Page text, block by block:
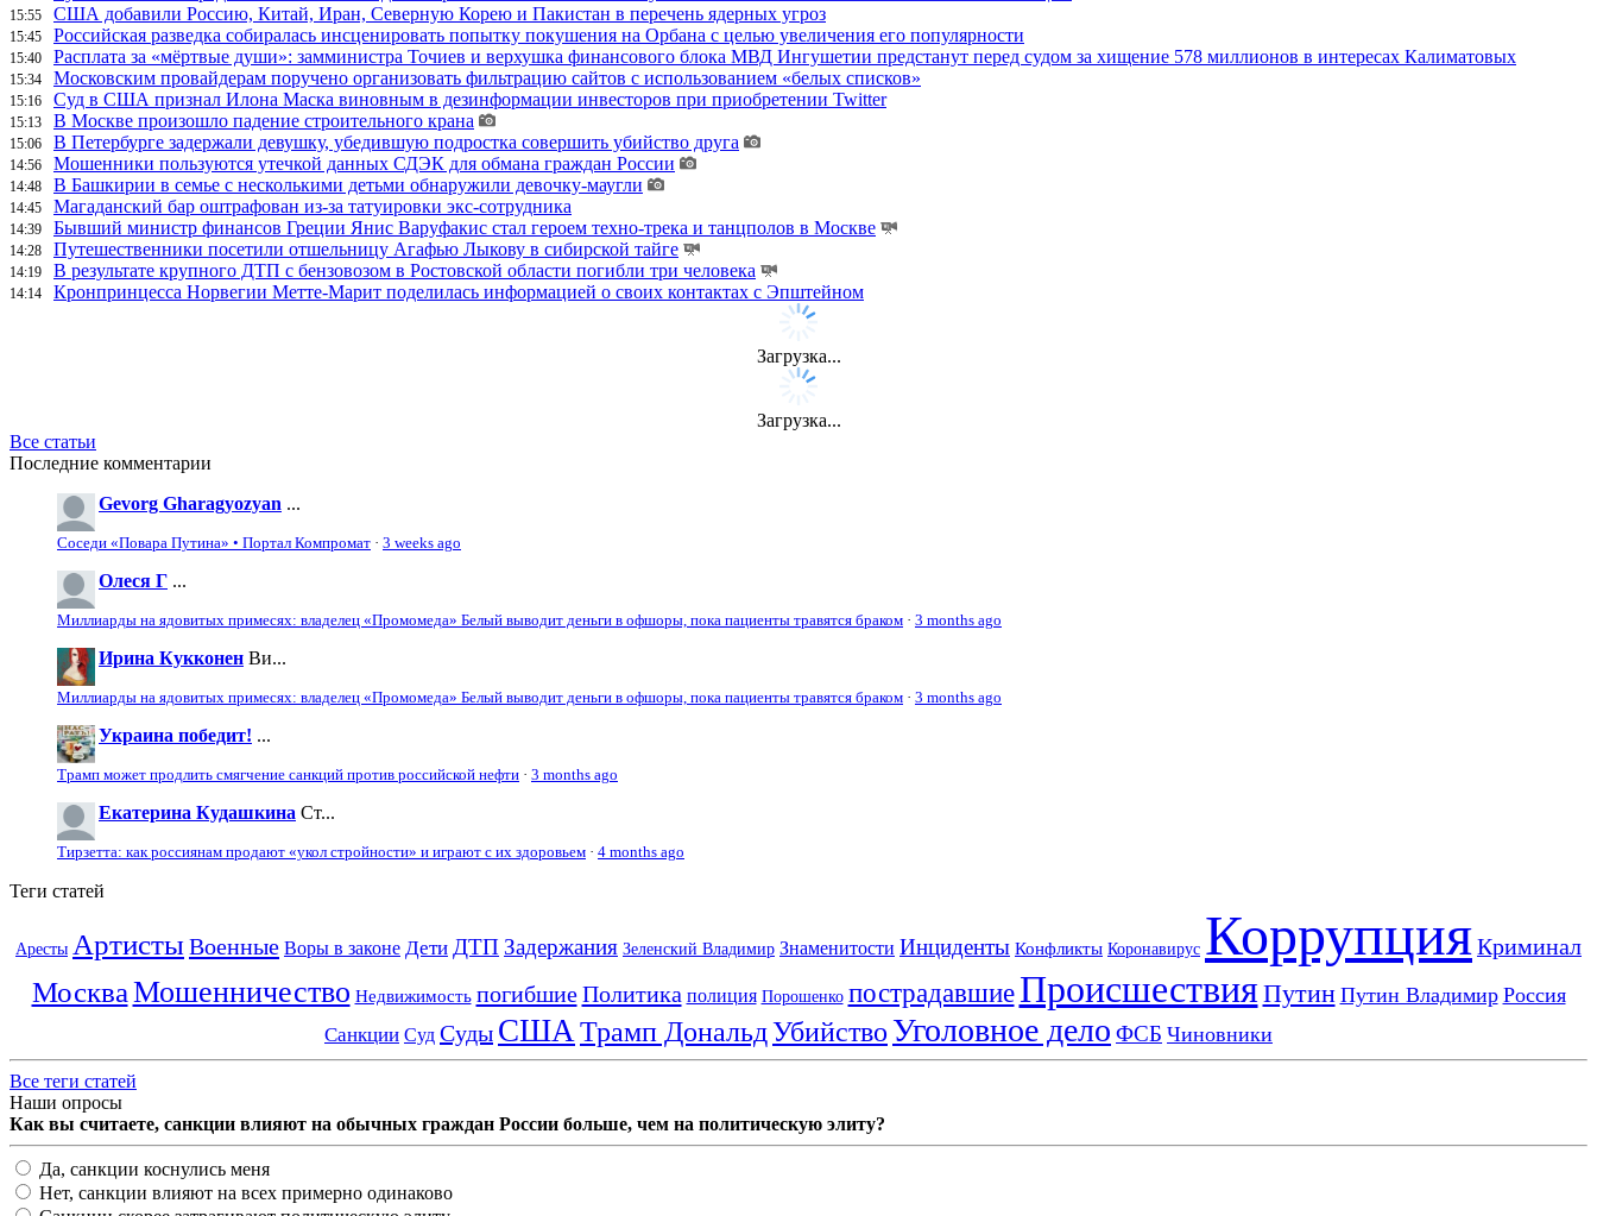
15:55 США добавили Россию, Китай, Иран, Северную Корею и Пакистан в перечень ядерных угроз
15:45 Российская разведка собиралась инсценировать попытку покушения на Орбана с целью увеличения его популярности
15:40 Расплата за «мёртвые души»: замминистра Точиев и верхушка финансового блока МВД Ингушетии предстанут перед судом за хищение 578 миллионов в интересах Калиматовых
15:34 Московским провайдерам поручено организовать фильтрацию сайтов с использованием «белых списков»
15:16 Суд в США признал Илона Маска виновным в дезинформации инвесторов при приобретении Twitter
15:13 В Москве произошло падение строительного крана
15:06 В Петербурге задержали девушку, убедившую подростка совершить убийство друга
14:56 Мошенники пользуются утечкой данных СДЭК для обмана граждан России
14:48 В Башкирии в семье с несколькими детьми обнаружили девочку-маугли
14:45 Магаданский бар оштрафован из-за татуировки экс-сотрудника
14:39 Бывший министр финансов Греции Янис Варуфакис стал героем техно-трека и танцполов в Москве
14:28 Путешественники посетили отшельницу Агафью Лыкову в сибирской тайге
14:19 В результате крупного ДТП с бензовозом в Ростовской области погибли три человека
14:14 Кронпринцесса Норвегии Метте-Марит поделилась информацией о своих контактах с Эпштейном
Загрузка...
Загрузка...
Все статьи
Последние комментарии
Gevorg Gharagyozyan ...
Соседи «Повара Путина» • Портал Компромат · 3 weeks ago
Олеся Г ...
Миллиарды на ядовитых примесях: владелец «Промомеда» Белый выводит деньги в офшоры, пока пациенты травятся браком · 3 months ago
Ирина Кукконен Ви...
Миллиарды на ядовитых примесях: владелец «Промомеда» Белый выводит деньги в офшоры, пока пациенты травятся браком · 3 months ago
Украина победит! ...
Трамп может продлить смягчение санкций против российской нефти · 3 months ago
Екатерина Кудашкина Ст...
Тирзетта: как россиянам продают «укол стройности» и играют с их здоровьем · 4 months ago
Теги статей
Аресты АртистыВоенные Воры в законе Дети ДТП Задержания Зеленский Владимир Знаменитости Инциденты Конфликты Коронавирус КоррупцияКриминал
МоскваМошенничество Недвижимость погибшие Политика полиция Порошенко пострадавшие ПроисшествияПутин Путин Владимир Россия
Санкции Суд Суды США Трамп ДональдУбийство Уголовное дело ФСБ Чиновники
Все теги статей
Наши опросы
Как вы считаете, санкции влияют на обычных граждан России больше, чем на политическую элиту?
Да, санкции коснулись меня
Нет, санкции влияют на всех примерно одинаково